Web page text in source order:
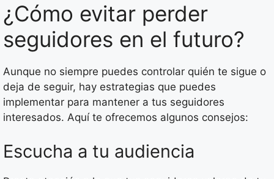
¿Cómo evitar perder
seguidores en el futuro?
Aunque no siempre puedes controlar quién te sigue o
deja de seguir, hay estrategias que puedes
implementar para mantener a tus seguidores
interesados. Aquí te ofrecemos algunos consejos:
Escucha a tu audiencia